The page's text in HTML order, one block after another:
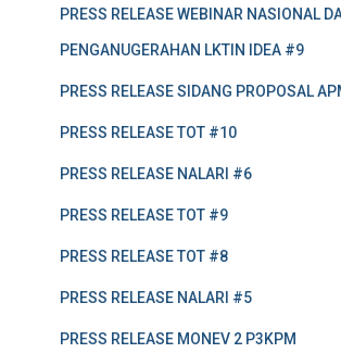
PRESS RELEASE WEBINAR NASIONAL
PENGANUGERAHAN LKTIN IDEA #9
PRESS RELEASE SIDANG PROPOSAL
PRESS RELEASE TOT #10
PRESS RELEASE NALARI #6
PRESS RELEASE TOT #9
PRESS RELEASE TOT #8
PRESS RELEASE NALARI #5
PRESS RELEASE MONEV 2 P3KPM